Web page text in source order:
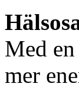
Med
mer